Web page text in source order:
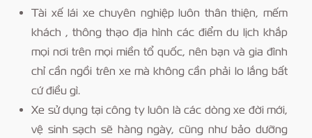
Tài xế lái xe chuyên nghiệp luôn thân thiện, mếm
khách , thông thạo địa hình các điểm du lịch khắp
mọi nơi trên mọi miền tổ quốc, nên bạn và gia đình
chỉ cần ngồi trên xe mà không cần phải lo lắng bất
cứ điều gì.
Xe sử dụng tại công ty luôn là các dòng xe đời mới,
vệ sinh sạch sẽ hàng ngày, cũng như bảo dưỡng